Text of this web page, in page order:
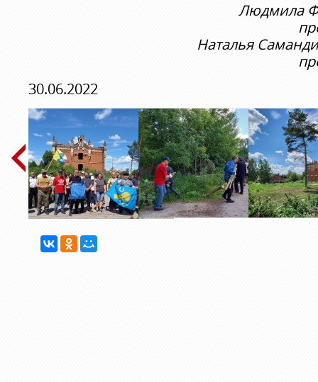
Людмила
Наталья
30.06.2022